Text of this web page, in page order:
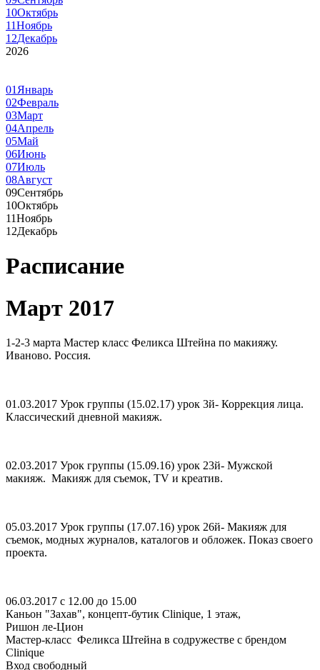
10Октябрь
11Ноябрь
12Декабрь
2026
01 Январь
02Февраль
03Март
04Апрель
05Май
06Июнь
07Июль
08Август
09Сентябрь
10Октябрь
11Ноябрь
12Декабрь
Расписание
Март 2017
1-2-3 марта Мастер класс Феликса Штейна по макияжу.
Иваново. Россия.
01.03.2017 Урок группы (15.02.17) урок 3й- Коррекция лица.
Классический дневной макияж.
02.03.2017 Урок группы (15.09.16) урок 23й- Мужской
макияж. Макияж для съемок, TV и креатив.
05.03.2017 Урок группы (17.07.16) урок 26й- Макияж для
съемок, модных журналов, каталогов и обложек. Показ своего
проекта.
06.03.2017 с 12.00 до 15.00
Каньон "Захав", концепт-бутик Clinique, 1 этаж,
Ришон ле-Цион
Мастер-класс Феликса Штейна в содружестве с брендом
Clinique
Вход свободный